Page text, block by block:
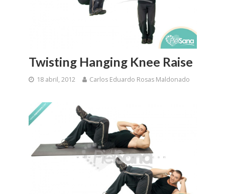
Twisting Hanging Knee Raise
18 abril, 2012 Carlos Eduardo Rosas Maldonado